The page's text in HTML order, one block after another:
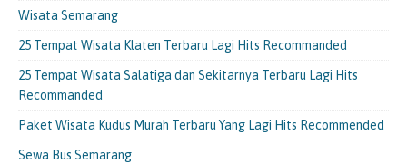
Wisata Semarang
25 Tempat Wisata Klaten Terbaru Lagi Hits Recommanded
25 Tempat Wisata Salatiga dan Sekitarnya Terbaru Lagi Hits
Recommanded
Paket Wisata Kudus Murah Terbaru Yang Lagi Hits Recommended
Sewa Bus Semarang